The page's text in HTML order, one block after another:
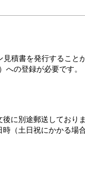
積書を発行すること
の登録が必要です。
に別途郵送しておりま
（土日祝にかかる場